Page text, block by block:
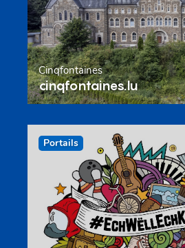
Cinqfontaines
cinqfontaines.lu
Portails